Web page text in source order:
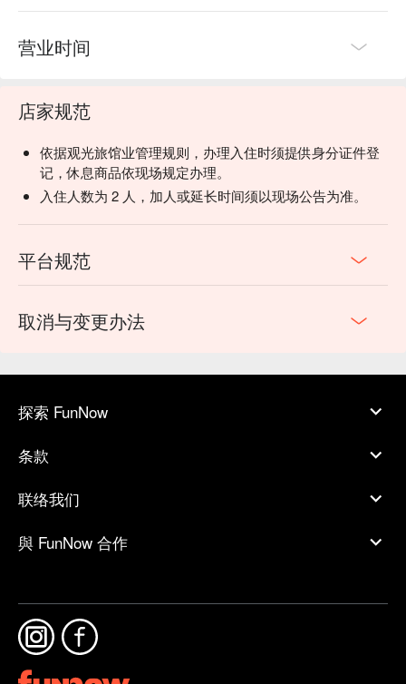
营业时间
店家规范
依据观光旅馆业管理规则，办理入住时须提供身分证件登
记，休息商品依现场规定办理。
入住人数为 2 人，加人或延长时间须以现场公告为准。
平台规范
取消与变更办法
探索 FunNow
条款
联络我们
與 FunNow 合作